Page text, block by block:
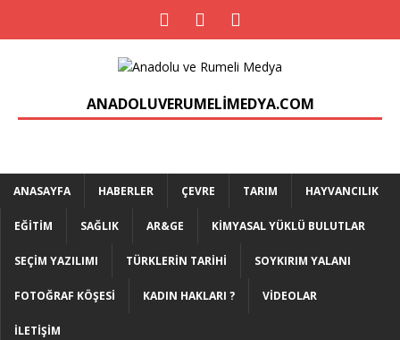
ANADOLUVERUMELIMEDYA.COM
ANASAYFA HABERLER ÇEVRE TARIM HAYVANCILIK
EĞITIM SAĞLIK AR&GE KIMYASAL YÜKLÜ BULUTLAR
SEÇIM YAZILIMI TÜRKLERIN TARIHI SOYKIRIM YALANI
FOTOĞRAF KÖŞESI KADIN HAKLARI ? VIDEOLAR
İLETIŞIM